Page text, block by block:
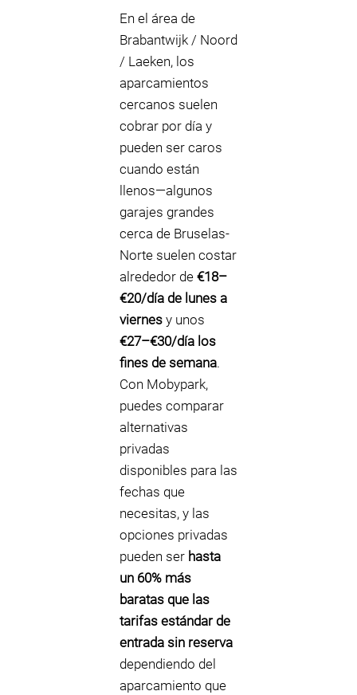
En el área de
Brabantwijk / Noord
/ Laeken, los
aparcamientos
cercanos suelen
cobrar por día y
pueden ser caros
cuando están
llenos—algunos
garajes grandes
cerca de Bruselas-
Norte suelen costar
alrededor de €18–
€20/día de lunes a
viernes y unos
€27–€30/día los
fines de semana.
Con Mobypark,
puedes comparar
alternativas
privadas
disponibles para las
fechas que
necesitas, y las
opciones privadas
pueden ser hasta
un 60% más
baratas que las
tarifas estándar de
entrada sin reserva
dependiendo del
aparcamiento que